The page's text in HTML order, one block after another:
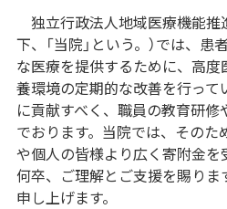
独立行政法人地域医療機能推
下、「当院」という。）では、
な医療を提供するために、高
養環境の定期的な改善を行って
に貢献すべく、職員の教育研
でおります。当院では、そのた
や個人の皆様より広く寄附金を
何卒、ご理解とご支援を賜り
申し上げます。